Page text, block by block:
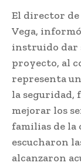
El director
Vega,
instruido dar
proyecto, al
representa
la seguridad,
mejorar los
familias de la
escucharon
alcanzaron